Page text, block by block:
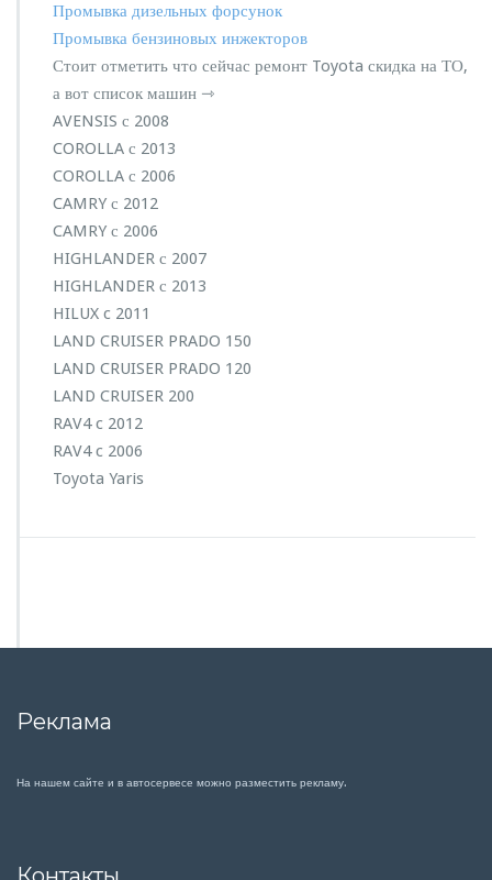
Промывка дизельных форсунок
Промывка бензиновых инжекторов
Стоит отметить что сейчас ремонт Toyota скидка на ТО,
а вот список машин ⇾
AVENSIS с 2008
COROLLA с 2013
COROLLA с 2006
CAMRY с 2012
CAMRY с 2006
HIGHLANDER с 2007
HIGHLANDER с 2013
HILUX c 2011
LAND CRUISER PRADO 150
LAND CRUISER PRADO 120
LAND CRUISER 200
RAV4 c 2012
RAV4 c 2006
Toyota Yaris
Реклама
На нашем сайте и в автосервесе можно разместить рекламу.